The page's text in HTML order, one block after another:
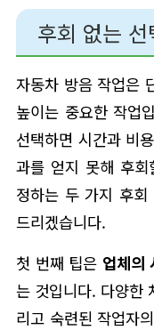
후회 없는
자동차 방음 작업은
높이는 중요한 작업
선택하면 시간과 비
과를 얻지 못해 후
정하는 두 가지 후
드리겠습니다.
첫 번째 팁은 업체의
는 것입니다. 다양한
리고 숙련된 작업자